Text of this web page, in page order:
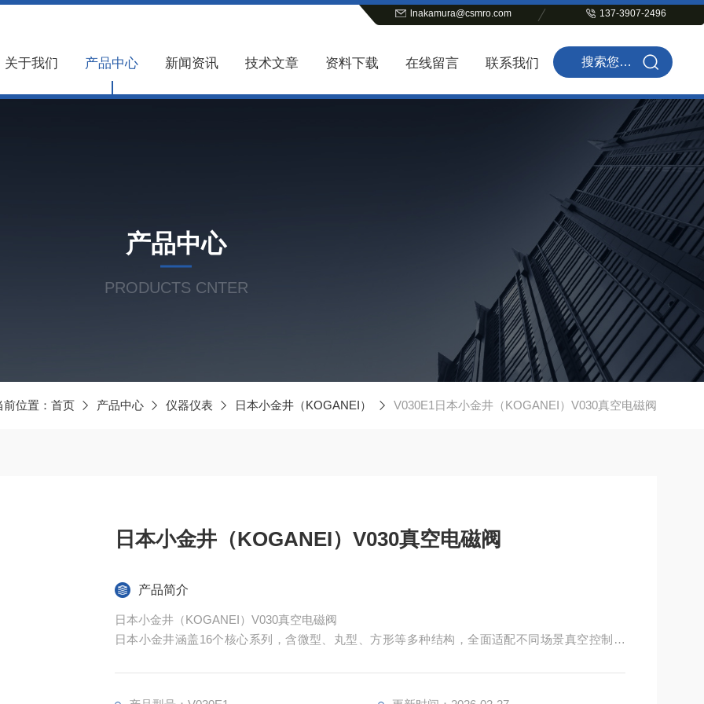
lnakamura@csmro.com 137-3907-2496
关于我们 产品中心 新闻资讯 技术文章 资料下载 在线留言 联系我们
产品中心
PRODUCTS CNTER
前位置： 首页 产品中心 仪器仪表 日本小金井（KOGANEI） V030E1日本小金井（KOGANEI）V030真空电磁阀
日本小金井（KOGANEI）V030真空电磁阀
产品简介
日本小金井（KOGANEI）V030真空电磁阀
日本小金井涵盖16个核心系列，含微型、丸型、方形等多种结构，全面适配不同场景真空控制需
方案，助力企业优化设备、提升效率、降低成本。